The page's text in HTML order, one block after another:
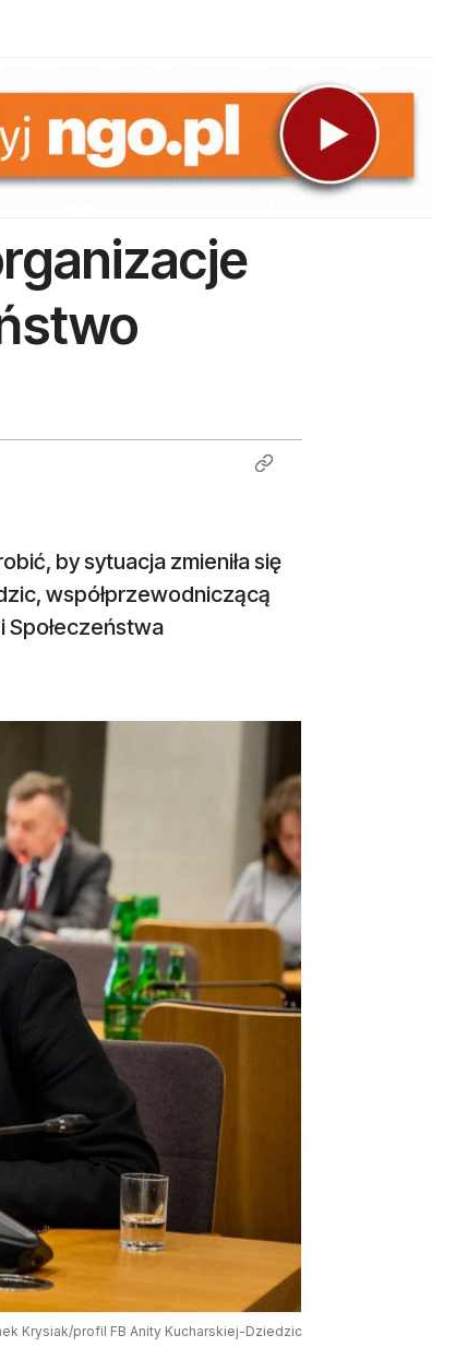
by sytuacja zmieniła się
współprzewodniczącą
Społeczeństwa
Krysiak/profil FB Anity Kucharskiej-Dziedzic